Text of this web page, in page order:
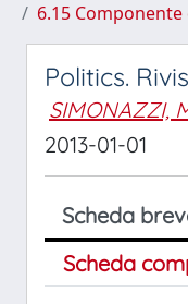
6.15
Politics.
SIMONAZZI,
2013-01-01
Scheda
Scheda